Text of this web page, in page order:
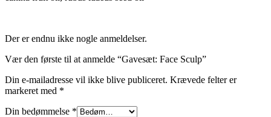
Der er endnu ikke nogle anmeldelser.
Vær den første til at anmelde “Gavesæt: Face Sculp”
Din e-mailadresse vil ikke blive publiceret. Krævede felter er
markeret med *
Din bedømmelse *